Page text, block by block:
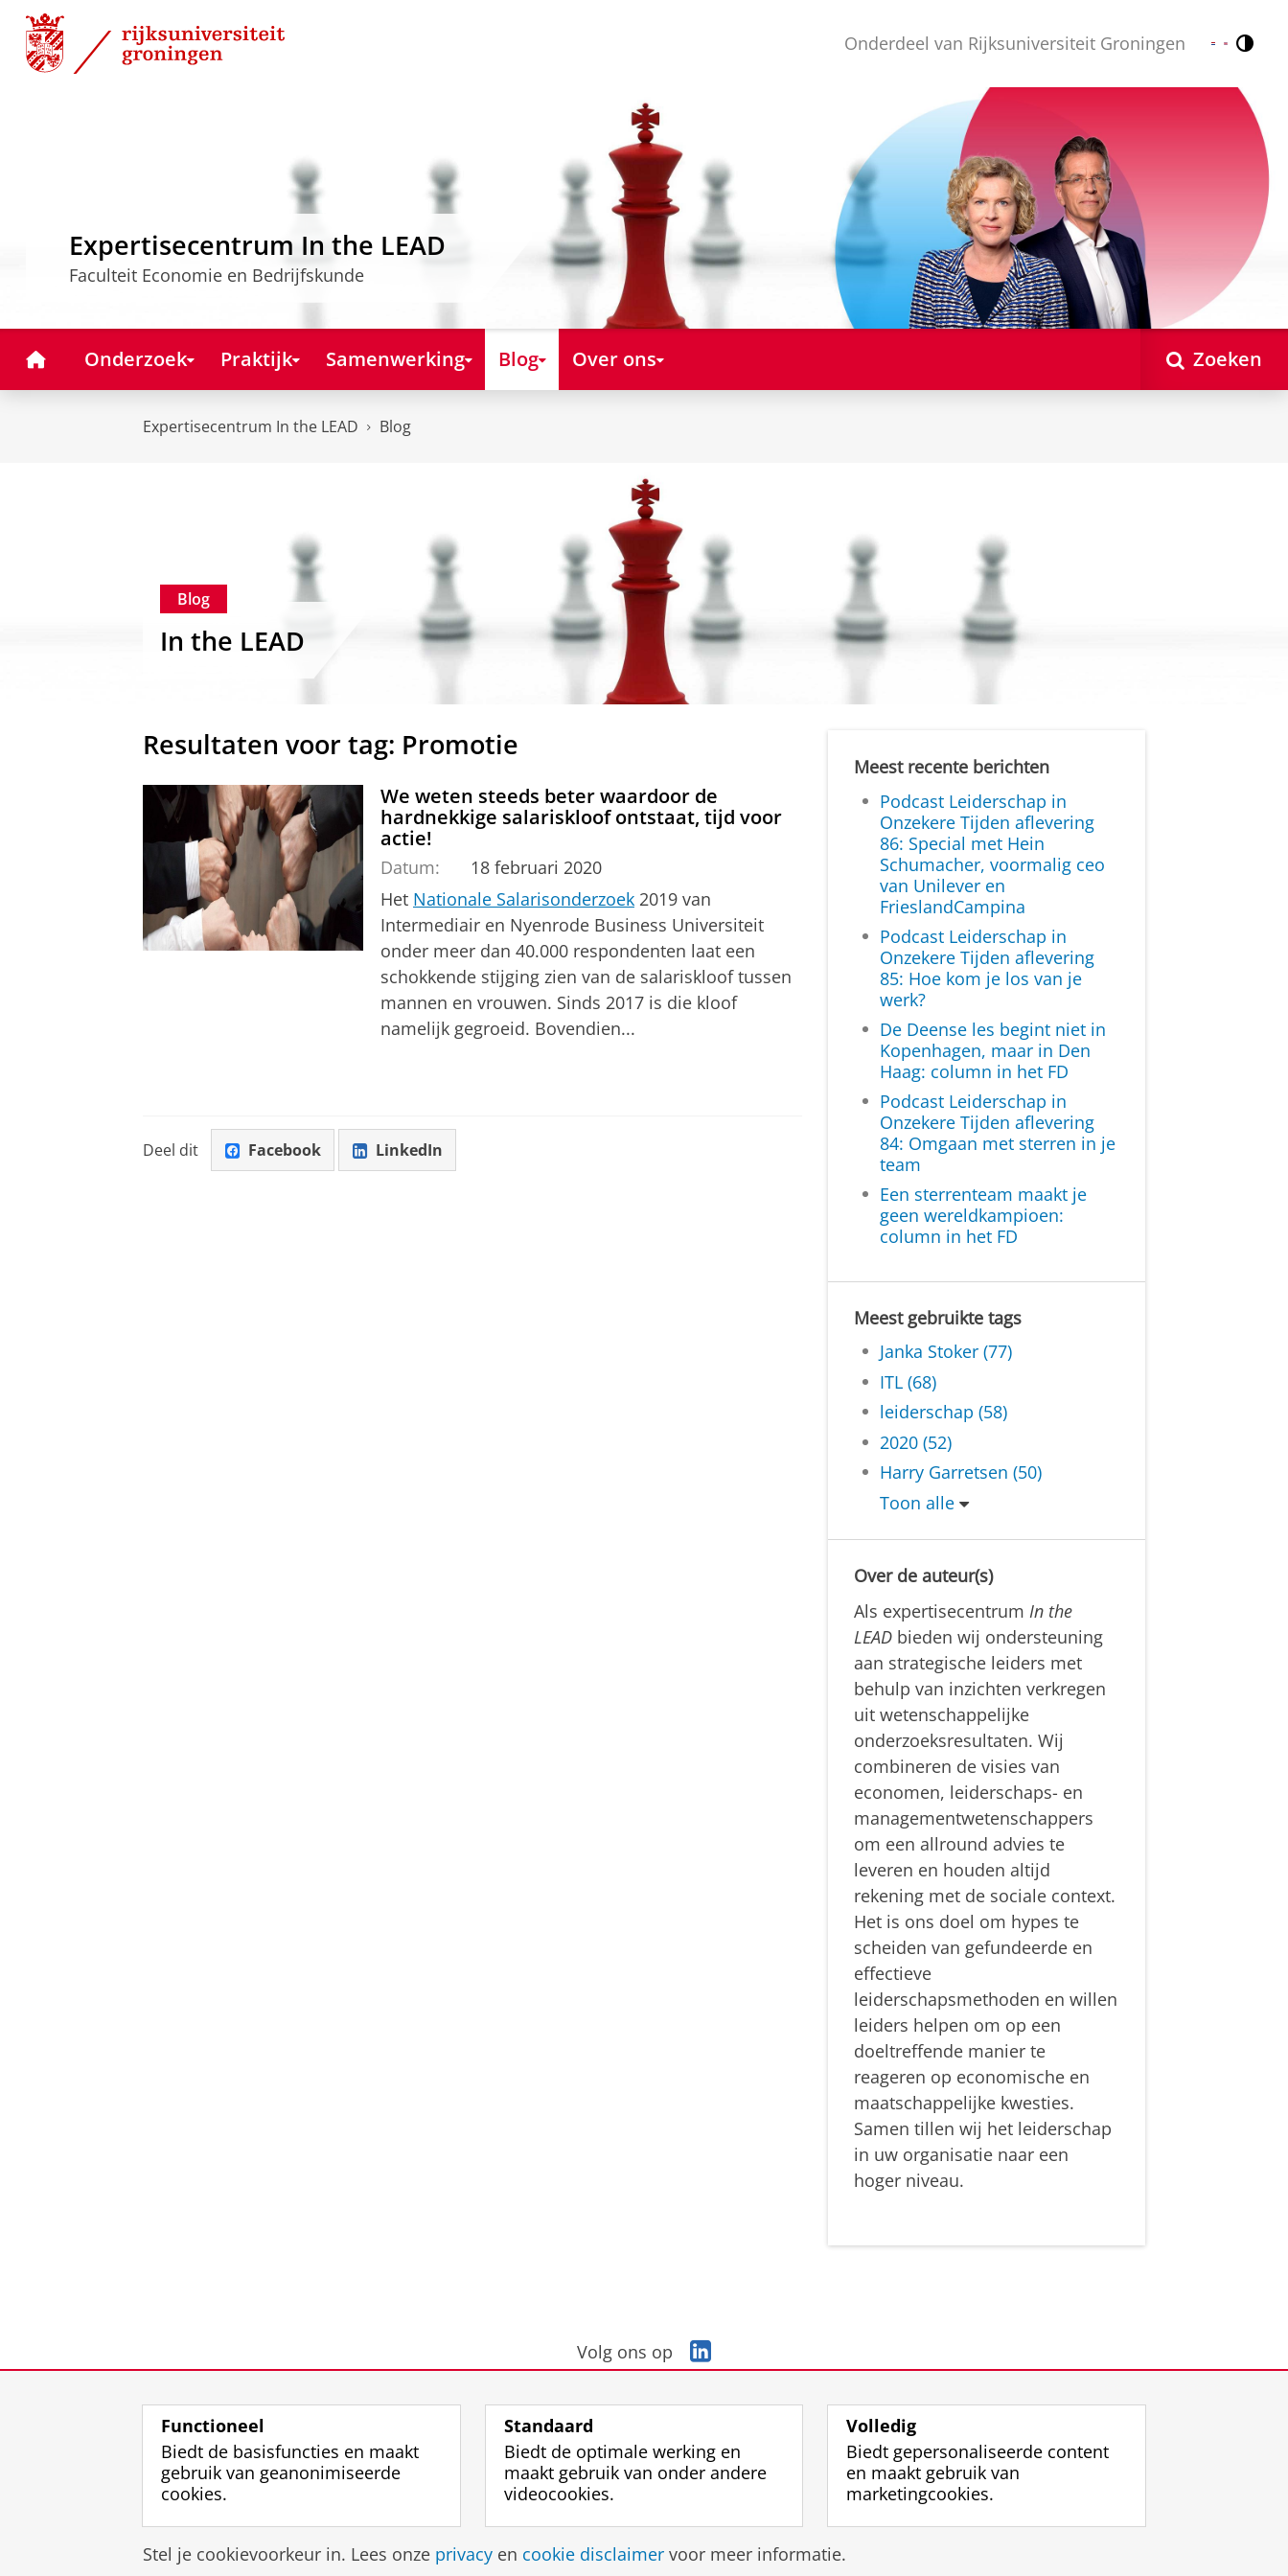
Skip
Content
Skip
Navigation
Onderdeel van Rijksuniversiteit Groningen Nederlands
English
Expertisecentrum In the LEAD
Faculteit Economie en Bedrijfskunde
HomeOnderzoek Praktijk Samenwerking Blog Over ons Zoeken
Expertisecentrum In the LEAD Blog
Blog
In the LEAD
Resultaten voor tag: Promotie
We weten steeds beter waardoor de
hardnekkige salariskloof ontstaat, tijd voor
actie!
Datum:
18 februari 2020
Het Nationale Salarisonderzoek 2019 van
Intermediair en Nyenrode Business Universiteit
onder meer dan 40.000 respondenten laat een
schokkende stijging zien van de salariskloof tussen
mannen en vrouwen. Sinds 2017 is die kloof
namelijk gegroeid. Bovendien...
Deel dit Facebook LinkedIn
Meest recente berichten
Podcast Leiderschap in
Onzekere Tijden aflevering
86: Special met Hein
Schumacher, voormalig ceo
van Unilever en
FrieslandCampina
Podcast Leiderschap in
Onzekere Tijden aflevering
85: Hoe kom je los van je
werk?
De Deense les begint niet in
Kopenhagen, maar in Den
Haag: column in het FD
Podcast Leiderschap in
Onzekere Tijden aflevering
84: Omgaan met sterren in je
team
Een sterrenteam maakt je
geen wereldkampioen:
column in het FD
Meest gebruikte tags
Janka Stoker (77)
ITL (68)
leiderschap (58)
2020 (52)
Harry Garretsen (50)
Toon alle
Over de auteur(s)
Als expertisecentrumIn the
LEAD bieden wij ondersteuning
aan strategische leiders met
behulp van inzichten verkregen
uit wetenschappelijke
onderzoeksresultaten. Wij
combineren de visies van
economen, leiderschaps- en
managementwetenschappers
om een allround advies te
leveren en houden altijd
rekening met de sociale context.
Het is ons doel om hypes te
scheiden van gefundeerde en
effectieve
leiderschapsmethoden en willen
leiders helpen om op een
doeltreffende manier te
reageren op economische en
maatschappelijke kwesties.
Samen tillen wij het leiderschap
in uw organisatie naar een
hoger niveau.
Volg ons op
i
d
I
a
Disclaimer & Copyright Privacy Cookies Inloggen
Functioneel
Biedt de basisfuncties en maakt
gebruik van geanonimiseerde
cookies.
Standaard
Biedt de optimale werking en
maakt gebruik van onder andere
videocookies.
Volledig
Biedt gepersonaliseerde content
en maakt gebruik van
marketingcookies.
Stel je cookievoorkeur in. Lees onze privacy en cookie disclaimer voor meer informatie.